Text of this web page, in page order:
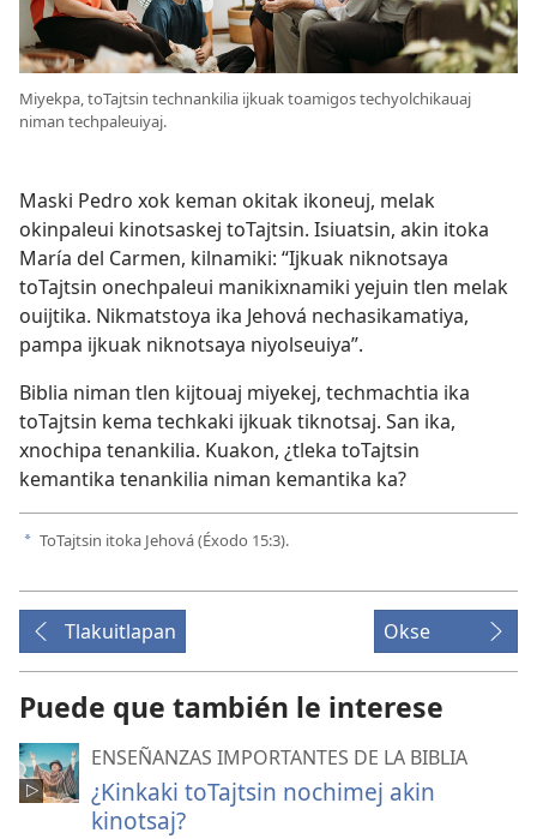
Miyekpa, toTajtsin technankilia ijkuak toamigos techyolchikauaj
niman techpaleuiyaj.
Maski Pedro xok keman okitak ikoneuj, melak
okinpaleui kinotsaskej toTajtsin. Isiuatsin, akin itoka
María del Carmen, kilnamiki: “Ijkuak niknotsaya
toTajtsin onechpaleui manikixnamiki yejuin tlen melak
ouijtika. Nikmatstoya ika Jehová nechasikamatiya,
pampa ijkuak niknotsaya niyolseuiya”.
Biblia niman tlen kijtouaj miyekej, techmachtia ika
toTajtsin kema techkaki ijkuak tiknotsaj. San ika,
xnochipa tenankilia. Kuakon, ¿tleka toTajtsin
kemantika tenankilia niman kemantika ka?
a ToTajtsin itoka Jehová (Éxodo 15:3).
Tlakuitlapan Okse
Puede que también le interese
ENSEÑANZAS IMPORTANTES DE LA BIBLIA
¿Kinkaki toTajtsin nochimej akin
kinotsaj?